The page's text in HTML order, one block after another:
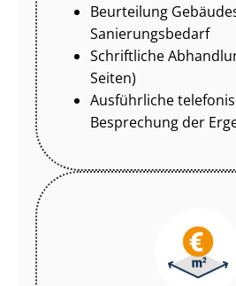
Beurteilung
Sa­nie­rungs­be­darf
Schriftliche
Seiten)
Ausführliche
Besprechung der